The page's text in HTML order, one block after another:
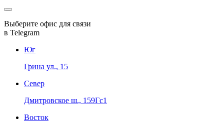
Выберите офис для связи
в Telegram
Юг
Грина ул., 15
Север
Дмитровское ш., 159Гс1
Восток